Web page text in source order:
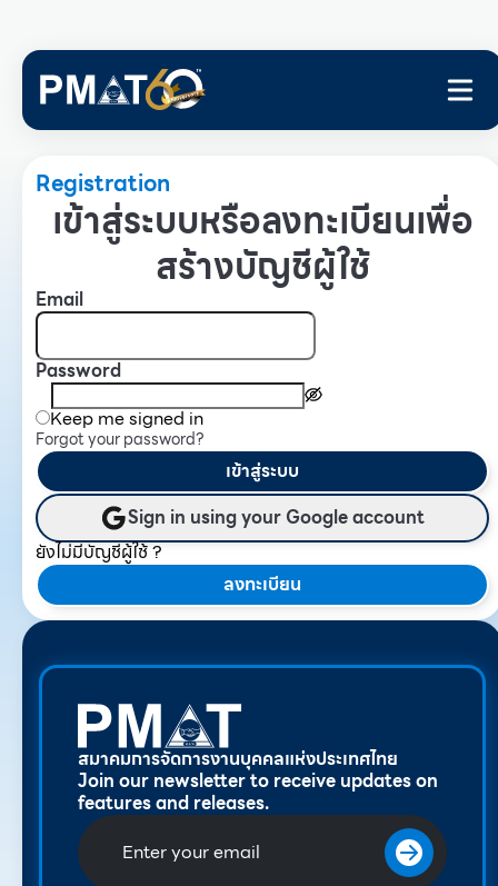
Registration
เข้าสู่ระบบหรือลงทะเบียนเพื่อ
สร้างบัญชีผู้ใช้
Email
Password
Keep me signed in
Forgot your password?
เข้าสู่ระบบ
Sign in using your Google account
ยังไม่มีบัญชีผู้ใช้ ?
ลงทะเบียน
สมาคมการจัดการงานบุคคลแห่งประเทศไทย
Join our newsletter to receive updates on
features and releases.